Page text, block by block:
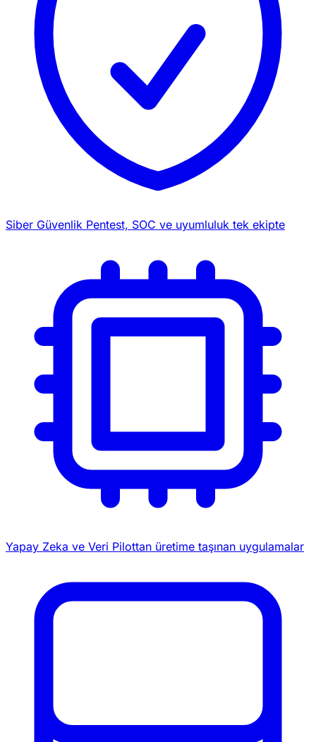
Siber Güvenlik Pentest, SOC ve uyumluluk tek ekipte
Yapay Zeka ve Veri Pilottan üretime taşınan uygulamalar